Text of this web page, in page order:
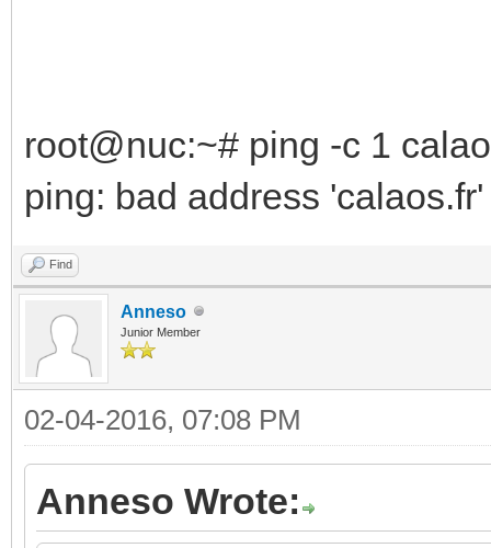
root@nuc:~# ping -c 1
ping: bad address 'calaos.fr'
Find
Anneso
Junior Member
02-04-2016, 07:08 PM
Anneso Wrote: